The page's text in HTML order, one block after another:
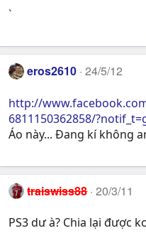
`
eros2610 24/5/12
http://
6811150362858/
Áo này... Đang kí không
traiswiss88 20/3/11
PS3 dư à? Chia lại được